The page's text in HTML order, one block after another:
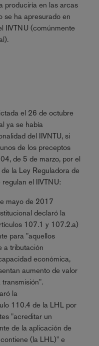
produciría en las arcas
se ha apresurado en
IIVTNU (comúnmente
el 26 de octubre
ya se había
del IIVNTU, si
de los preceptos
de 5 de marzo, por el
la Ley Reguladora de
el IIVTNU:
mayo de 2017
declaró la
107.1 y 107.2.a)
para "aquellos
a tributación
económica,
aumento de valor
la
110.4 de la LHL por
"acreditar un
de la aplicación de
(la LHL)" e